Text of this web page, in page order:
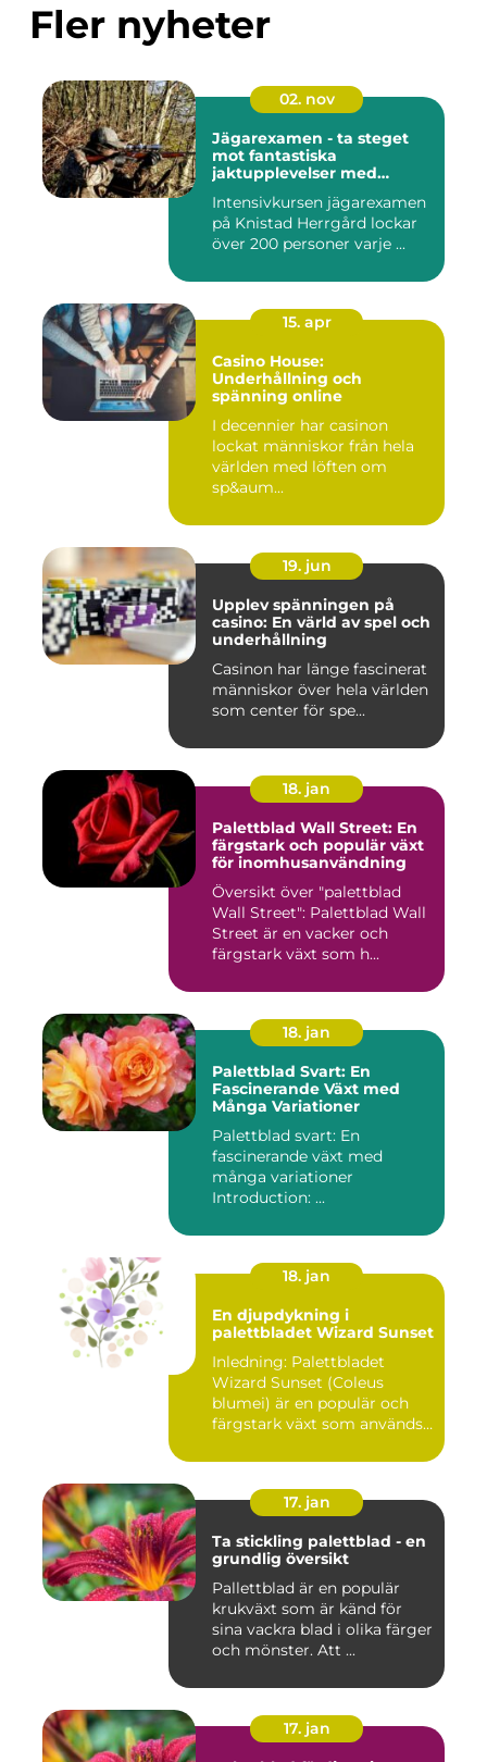
Fler nyheter
02. nov
Jägarexamen - ta steget
mot fantastiska
jaktupplevelser med
Intensivkursen jägarexamen
på Knistad Herrgård lockar
över 200 personer varje ...
15. apr
Casino House:
Underhållning och
spänning online
I decennier har casinon
lockat människor från hela
världen med löften om
sp&aum...
19. jun
Upplev spänningen på
casino: En värld av spel och
underhållning
Casinon har länge fascinerat
människor över hela världen
som center för spe...
18. jan
Palettblad Wall Street: En
färgstark och populär växt
för inomhusanvändning
Översikt över "palettblad
Wall Street": Palettblad Wall
Street är en vacker och
färgstark växt som h...
18. jan
Palettblad Svart: En
Fascinerande Växt med
Många Variationer
Palettblad svart: En
fascinerande växt med
många variationer
Introduction: ...
18. jan
En djupdykning i
palettbladet Wizard Sunset
Inledning: Palettbladet
Wizard Sunset (Coleus
blumei) är en populär och
färgstark växt som används
17. jan
Ta stickling palettblad - en
grundlig översikt
Pallettblad är en populär
krukväxt som är känd för
sina vackra blad i olika färger
och mönster. Att ...
17. jan